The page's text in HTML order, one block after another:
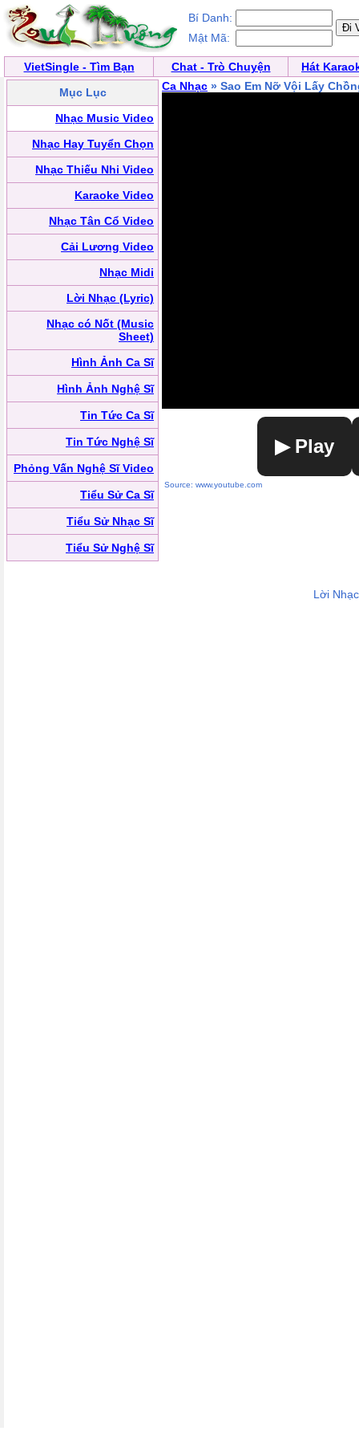
Bí Danh:
Mật Mã:
VietSingle - Tìm Bạn Chat - Trò Chuyện
Hát
Mục Lục
Nhạc Music Video
Nhạc Hay Tuyển Chọn
Nhạc Thiếu Nhi Video
Karaoke Video
Nhạc Tân Cổ Video
Cải Lương Video
Nhạc Midi
Lời Nhạc (Lyric)
Nhạc có Nốt (Music
Sheet)
Hình Ảnh Ca Sĩ
Hình Ảnh Nghệ Sĩ
Tin Tức Ca Sĩ
Tin Tức Nghệ Sĩ
Phỏng Vấn Nghệ Sĩ Video
Tiểu Sử Ca Sĩ
Tiểu Sử Nhạc Sĩ
Tiểu Sử Nghệ Sĩ
Ca Nhạc » Sao Em Nỡ Vội Lấy
▶ Play
Source: www.youtube.com
Lời